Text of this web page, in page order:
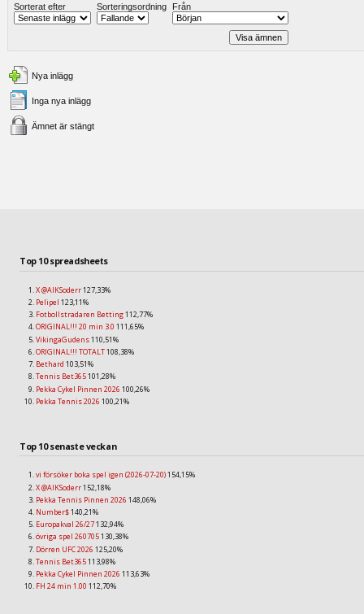
Sorterat efter
Sorteringsordning Från
Nya inlägg
Inga nya inlägg
Ämnet är stängt
Top 10 spreadsheets
X @AIKSoderr127,33%
Pelipel 123,11%
Fotbollstradaren Betting112,77%
ORIGINAL!!! 20 min 3.0 111,65%
VikingaGudens110,51%
ORIGINAL!!! TOTALT108,38%
Bethard 103,51%
Tennis Bet365101,28%
Pekka Cykel Pinnen 2026 100,26%
Pekka Tennis 2026 100,21%
Top 10 senaste veckan
vi försöker boka spel igen (2026-07-20)154,15%
X @AIKSoderr152,18%
Pekka Tennis Pinnen 2026 148,06%
Number$140,21%
Europakval 26/27132,94%
övriga spel 260705130,38%
Dörren UFC 2026 125,20%
Tennis Bet365113,98%
Pekka Cykel Pinnen 2026 113,63%
FH 24 min 1.00 112,70%